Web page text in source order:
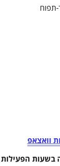
תפוח
וואצאפ
הפעילות